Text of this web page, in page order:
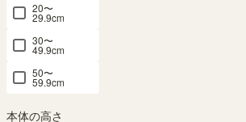
20〜
29.9cm
30〜
49.9cm
50〜
59.9cm
本体の高さ